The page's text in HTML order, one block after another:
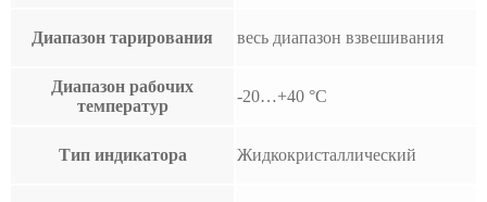
Диапазон тарирования весь диапазон взвешивания
Диапазон рабочих
температур
-20…+40 °С
Тип индикатора Жидкокристаллический